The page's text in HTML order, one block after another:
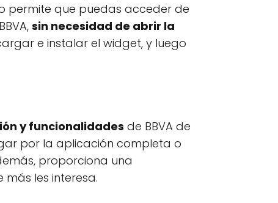
permite que puedas acceder de
sin necesidad de abrir la
e instalar el widget, y luego
y funcionalidades de BBVA de
por la aplicación completa o
proporciona una
les interesa.